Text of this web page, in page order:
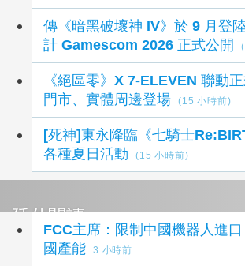
傳《暗黑破壞神 IV》於 9 月登
計 Gamescom 2026 正式公開
《絕區零》X 7-ELEVEN 聯動
門市、實體周邊登場
(15 小時前)
[死神]東永降臨《七騎士Re:BIRTH》 同
各種夏日活動
(15 小時前)
延伸閱讀
FCC主席：限制中國機器人進
國產能
3 小時前